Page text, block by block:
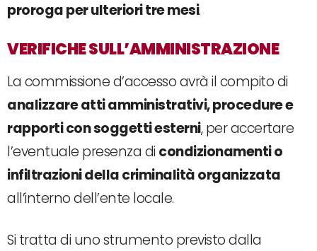
proroga per ulteriori tre mesi.
VERIFICHE SULL’AMMINISTRAZIONE
La commissione d’accesso avrà il compito di
analizzare atti amministrativi, procedure e
rapporti con soggetti esterni, per accertare
l’eventuale presenza di condizionamenti o
infiltrazioni della criminalità organizzata
all’interno dell’ente locale.
Si tratta di uno strumento previsto dalla